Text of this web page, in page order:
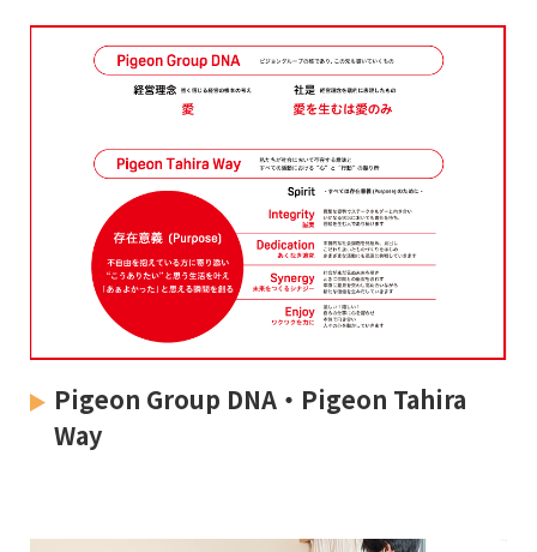
Pigeon Group DNA・Pigeon Tahira
Way